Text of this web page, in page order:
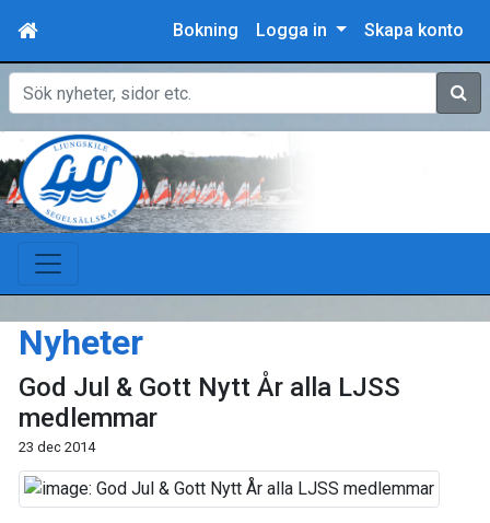
Bokning Logga in Skapa konto
Sök
Nyheter
God Jul & Gott Nytt År alla LJSS
medlemmar
23 dec 2014